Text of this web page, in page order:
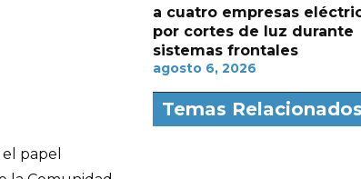
papel
a cuatro empresas
por cortes de luz durante
sistemas frontales
agosto 6, 2026
Temas Relacionados